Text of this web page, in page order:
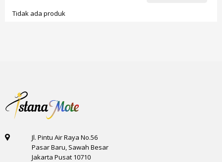
Tidak ada produk
Jl. Pintu Air Raya No.56
Pasar Baru, Sawah Besar
Jakarta Pusat 10710